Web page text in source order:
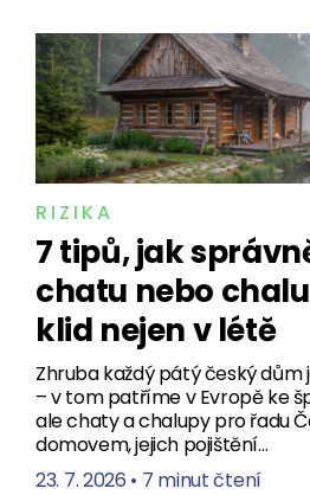
RIZIKA
7 tipů, jak
chatu nebo
klid nejen v létě
Zhruba každý pátý český
– v tom patříme v Evropě ke
ale chaty a chalupy pro řadu
domovem, jejich pojištění…
23. 7. 2026 • 7 minut čtení